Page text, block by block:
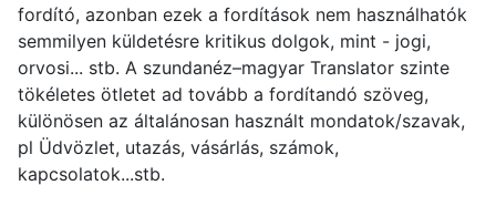
fordító, azonban ezek a fordítások nem használhatók
semmilyen küldetésre kritikus dolgok, mint - jogi,
orvosi... stb. A szundanéz–magyar Translator szinte
tökéletes ötletet ad tovább a fordítandó szöveg,
különösen az általánosan használt mondatok/szavak,
pl Üdvözlet, utazás, vásárlás, számok,
kapcsolatok...stb.